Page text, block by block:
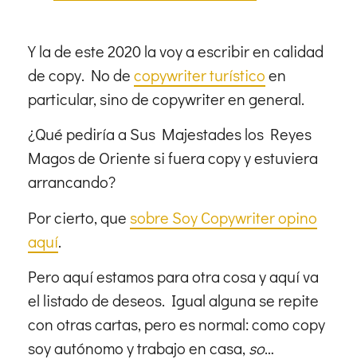
Y la de este 2020 la voy a escribir en calidad
de copy. No decopywriter turísticoen
particular, sino de copywriter en general.
¿Qué pediría a Sus Majestades los Reyes
Magos de Oriente si fuera copy y estuviera
arrancando?
Por cierto, quesobre Soy Copywriter opino
aquí.
Pero aquí estamos para otra cosa y aquí va
el listado de deseos. Igual alguna se repite
con otras cartas, pero es normal: como copy
soy autónomo y trabajo en casa, so…